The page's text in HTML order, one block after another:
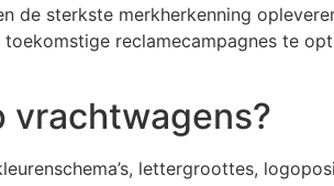
de sterkste merkherkenning
reclamecampagnes te
vrachtwagens?
lettergroottes,